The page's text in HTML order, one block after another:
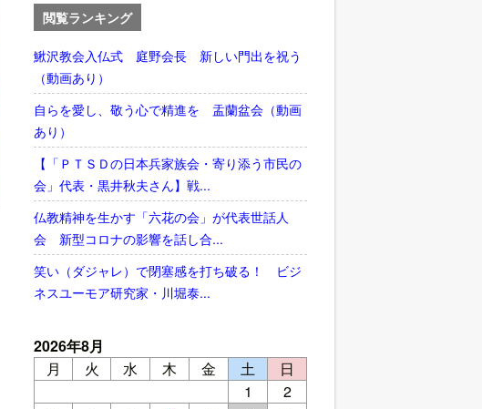
閲覧ランキング
鰍沢教会入仏式 庭野会長 新しい門出を祝う
（動画あり）
自らを愛し、敬う心で精進を 盂蘭盆会（動画
あり）
【「ＰＴＳＤの日本兵家族会・寄り添う市民の
会」代表・黒井秋夫さん】戦...
仏教精神を生かす「六花の会」が代表世話人
会 新型コロナの影響を話し合...
笑い（ダジャレ）で閉塞感を打ち破る！ ビジ
ネスユーモア研究家・川堀泰...
2026年8月
月
火 水 木 金 土
日
1
2